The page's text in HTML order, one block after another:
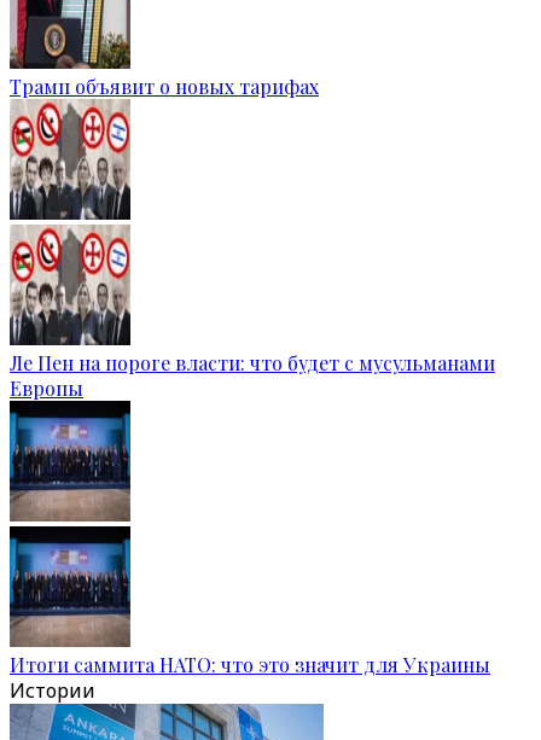
Трамп объявит о новых тарифах
Ле Пен на пороге власти: что будет с мусульманами
Европы
Итоги саммита НАТО: что это значит для Украины
Истории